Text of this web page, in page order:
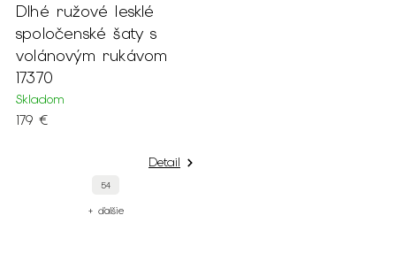
Dlhé ružové lesklé
spoločenské šaty s
volánovým rukávom
17370
Skladom
179 €
Detail
54
+ ďalšie